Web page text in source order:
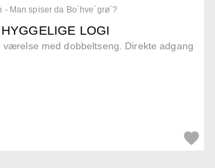
- Man spiser da Bo´hve´grø´?
LOGI
værelse med dobbeltseng. Direkte adgang